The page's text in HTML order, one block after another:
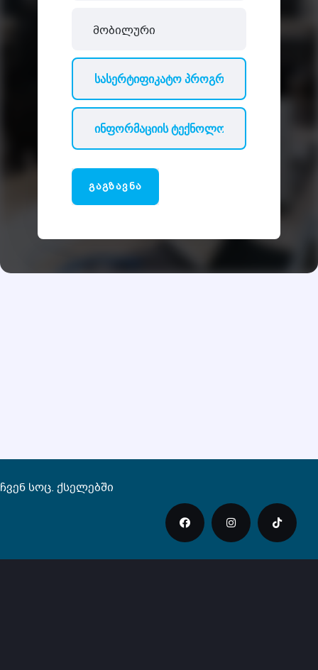
ᲒᲐᲒᲖᲐᲕᲜᲐ
ჩვენ სოც. ქსელებში